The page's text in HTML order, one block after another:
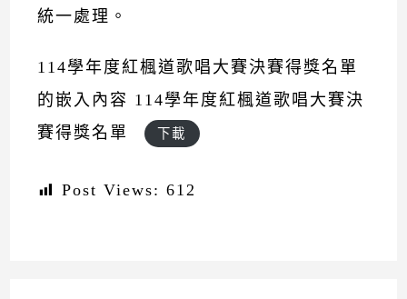
統一處理。
114學年度紅楓道歌唱大賽決賽得獎名單
的嵌入內容 114學年度紅楓道歌唱大賽決
賽得獎名單
下載
Post Views: 612